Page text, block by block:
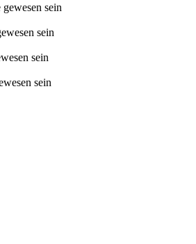
sein
sein
sein
sein